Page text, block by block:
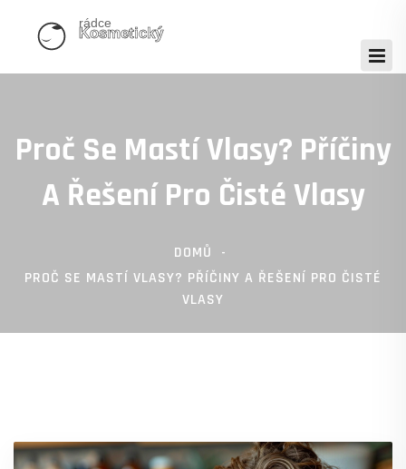
Proč Se Mastí Vlasy? Příčiny
A Řešení Pro Čisté Vlasy
DOMŮ
PROČ SE MASTÍ VLASY? PŘÍČINY A ŘEŠENÍ PRO ČISTÉ
VLASY